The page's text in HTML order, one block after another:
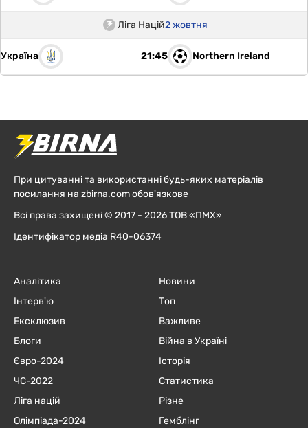
Ліга Націй2 жовтня
Україна 21:45 Northern Ireland
При цитуванні та використанні будь-яких матеріалів
посилання на zbirna.com обов'язкове
Всі права захищені © 2017 - 2026 ТОВ «ПМХ»
Ідентифікатор медіа R40-06374
Аналітика
Інтерв'ю
Ексклюзив
Блоги
Євро-2024
ЧC-2022
Ліга націй
Олімпіада-2024
Новини
Топ
Важливе
Війна в Україні
Історія
Статистика
Різне
Гемблінг